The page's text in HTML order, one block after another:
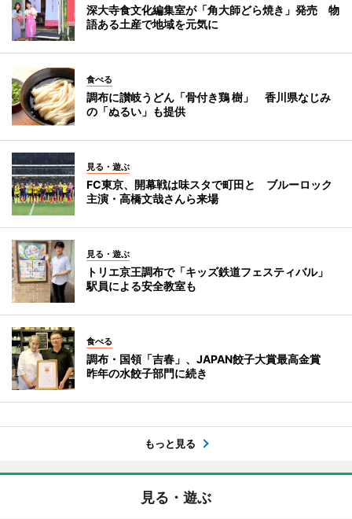
深大寺食文化編集室が「角大師どら焼き」発売 物
語ある土産で地域を元気に
食べる
調布に讃岐うどん「骨付き鶏 樹」 香川県なじみ
の「ぬるい」も提供
見る・遊ぶ
FC東京、開幕戦は味スタで町田と ブルーロック
主演・高橋文哉さんら来場
見る・遊ぶ
トリエ京王調布で「キッズ鉄道フェスティバル」
駅員による安全教室も
食べる
調布・国領「吉春」、JAPAN餃子大賞最高金賞
昨年の水餃子部門に続き
もっと見る
見る・遊ぶ